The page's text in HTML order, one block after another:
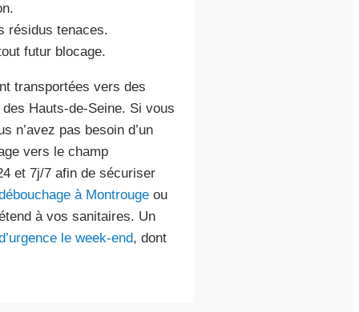
résidus tenaces.
futur blocage.
transportées vers des
Hauts-de-Seine. Si vous
n’avez pas besoin d’un
vers le champ
et 7j/7 afin de sécuriser
à Montrougeou
à vos sanitaires. Un
le week-end, dont